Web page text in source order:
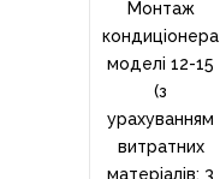
Монтаж
кондиціонера
моделі 12-15
(з
урахуванням
витратних
матеріалів: 3